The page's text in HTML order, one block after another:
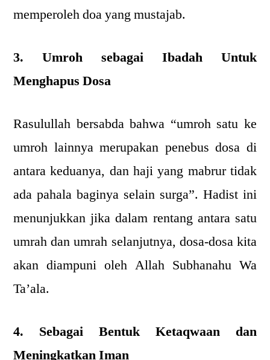
memperoleh doa yang mustajab.
3. Umroh sebagai Ibadah Untuk
Menghapus Dosa
Rasulullah bersabda bahwa “umroh satu ke
umroh lainnya merupakan penebus dosa di
antara keduanya, dan haji yang mabrur tidak
ada pahala baginya selain surga”. Hadist ini
menunjukkan jika dalam rentang antara satu
umrah dan umrah selanjutnya, dosa-dosa kita
akan diampuni oleh Allah Subhanahu Wa
Ta’ala.
4. Sebagai Bentuk Ketaqwaan dan
Meningkatkan Iman